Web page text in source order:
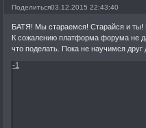
Поделиться03.12.2015 22:43:40
БАТЯ! Мы стараемся! Старайся и ты!
К сожалению платформа форума не
что поделать. Пока не научимся
-1